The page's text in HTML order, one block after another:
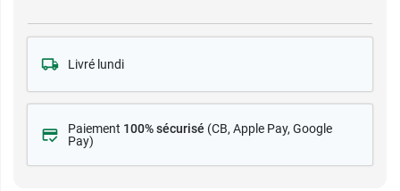
Livré lundi
Paiement 100% sécurisé (CB, Apple Pay, Google
Pay)